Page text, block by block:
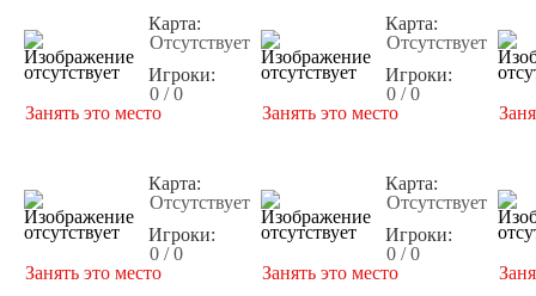
Карта:
Отсутствует
Игроки:
0 / 0
Занять это место
Карта:
Отсутствует
Игроки:
0 / 0
Занять это место
Карта:
Отсутствует
Игроки:
0 / 0
Занять это место
Карта:
Отсутствует
Игроки:
0 / 0
Занять это место